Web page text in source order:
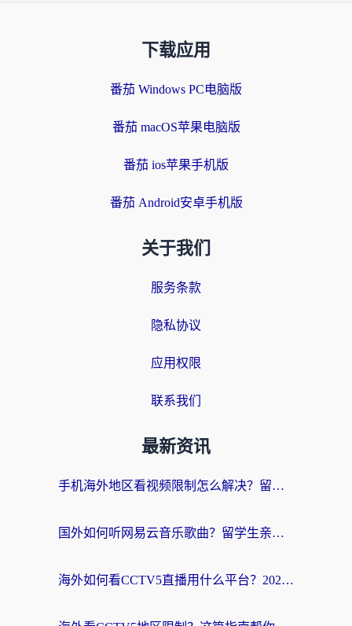
下载应用
番茄 Windows PC电脑版
番茄 macOS苹果电脑版
番茄 ios苹果手机版
番茄 Android安卓手机版
关于我们
服务条款
隐私协议
应用权限
联系我们
最新资讯
手机海外地区看视频限制怎么解决？留学生亲测有效的回国加速器指南
国外如何听网易云音乐歌曲？留学生亲测有效的回国加速方案
海外如何看CCTV5直播用什么平台？2026最新指南：看欧洲杯、中超、奥运不再卡